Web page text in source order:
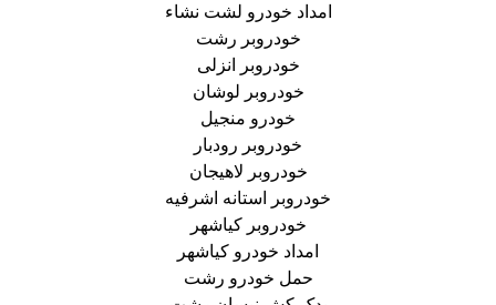
امداد خودرو لشت نشاء
خودروبر رشت
خودروبر انزلی
خودروبر لوشان
خودرو منجیل
خودروبر رودبار
خودروبر لاهیجان
خودروبر استانه اشرفیه
خودروبر کیاشهر
امداد خودرو کیاشهر
حمل خودرو رشت